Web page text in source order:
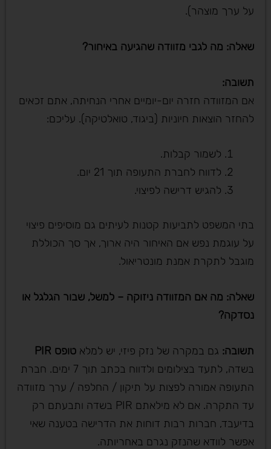
על ערך מוצהר).
שאלה: מה לגבי מזוודה שהגיעה באיחור?
תשובה:
אם המזוודה חזרה יום-יומיים אחרי הנחיתה, אתם זכאים
להחזר הוצאות חיוניות (ביגוד, טואלטיקה). עליכם:
לשמור קבלות.
לדווח לחברת התעופה תוך 21 יום.
להגיש דרישה לפיצוי.
בתי המשפט לתביעות קטנות לעיתים גם מוסיפים פיצוי
על עוגמת נפש אם האיחור היה ארוך, אך סך הכוללת
מוגבל לתקרת אמנת מונטריאול.
שאלה: מה אם המזוודה ניזוקה – למשל, שבור הגלגל או
נסדקה?
תשובה: גם במקרה של נזק פיזי, יש למלא טופס
בשדה, לתעד בצילומים ולדווח בכתב תוך 7 ימים. חברת
התעופה אמורה לפצות על תיקון / החלפה / ערך מזוודה
עד התקרה. אם לא מילאתם PIR בשדה ותבעתם רק
בדיעבד, חברות רבות דוחות את הדרישה בטענה שאי
אפשר לוודא שהנזק נגרם באחריותה.